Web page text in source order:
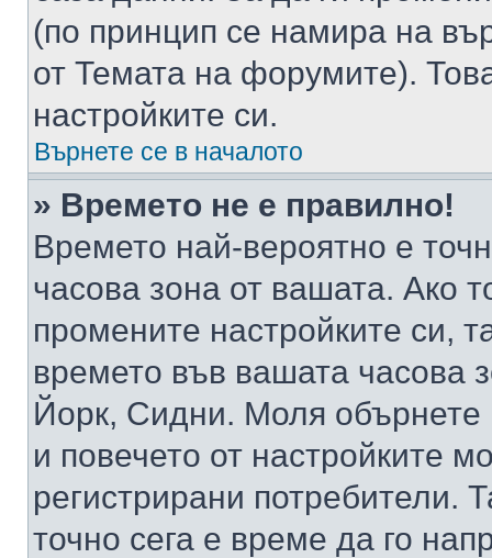
(по принцип се намира на
от Темата на форумите).
настройките си.
Върнете се в началото
» Времето не е правилно!
Времето най-вероятно е
часова зона от вашата. Ако
промените настройките си,
времето във вашата
Йорк, Сидни. Моля обърнете
и повечето от настройките
регистрирани потребители.
точно сега е време да го